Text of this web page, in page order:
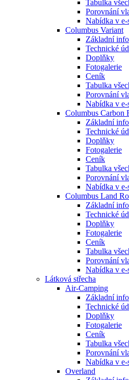
Tabulka
Porovnání
Nabídka v e-
Columbus Variant
Základní
Technické
Doplňky
Fotogalerie
Ceník
Tabulka
Porovnání
Nabídka v e-
Columbus Carbon
Základní
Technické
Doplňky
Fotogalerie
Ceník
Tabulka
Porovnání
Nabídka v e-
Columbus Land
Základní
Technické
Doplňky
Fotogalerie
Ceník
Tabulka
Porovnání
Nabídka v e-
Látková střecha
Air-Camping
Základní
Technické
Doplňky
Fotogalerie
Ceník
Tabulka
Porovnání
Nabídka v e-
Overland